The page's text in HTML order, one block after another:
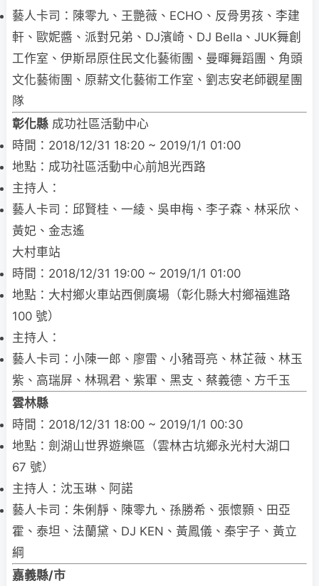
藝人卡司：陳零九、王艷薇、ECHO、反骨男孩、李建
軒、歐妮醬、派對兄弟、DJ濱崎、DJ Bella、JUK舞創
工作室、伊斯昂原住民文化藝術團、曼暉舞蹈團、角頭
文化藝術團、原薪文化藝術工作室、劉志安老師觀星團
隊
彰化縣 成功社區活動中心
時間：2018/12/31 18:20 ~ 2019/1/1 01:00
地點：成功社區活動中心前旭光西路
主持人：
藝人卡司：邱賢桂、一綾、吳申梅、李子森、林采欣、
黃妃、金志遙
大村車站
時間：2018/12/31 19:00 ~ 2019/1/1 01:00
地點：大村鄉火車站西側廣場（彰化縣大村鄉福進路
100 號）
主持人：
藝人卡司：小陳一郎、廖雷、小豬哥亮、林芷薇、林玉
紫、高瑞屏、林珮君、紫軍、黑支、蔡義德、方千玉
雲林縣
時間：2018/12/31 18:00 ~ 2019/1/1 00:30
地點：劍湖山世界遊樂區（雲林古坑鄉永光村大湖口
67 號）
主持人：沈玉琳、阿諾
藝人卡司：朱俐靜、陳零九、孫勝希、張懷顥、田亞
霍、泰坦、法蘭黛、DJ KEN、黃鳳儀、秦宇子、黃立
綱
嘉義縣/市